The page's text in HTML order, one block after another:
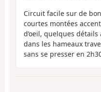
Circuit facile sur de
courtes montées
d’oeil, quelques
dans les hameaux
sans se presser en